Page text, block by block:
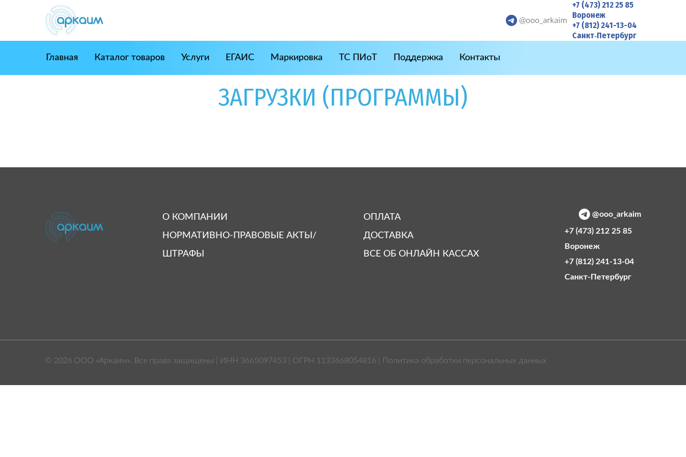
@ooo_arkaim
+7 (473) 212 25 85
Воронеж
+7 (812) 241-13-04
Санкт‑Петербург
Главная Каталог товаров Услуги ЕГАИС Маркировка ТС ПИоТ Поддержка Контакты
ЗАГРУЗКИ (ПРОГРАММЫ)
О КОМПАНИИ
НОРМАТИВНО-ПРАВОВЫЕ АКТЫ/
ШТРАФЫ
ОПЛАТА
ДОСТАВКА
ВСЕ ОБ ОНЛАЙН КАССАХ
@ooo_arkaim
+7 (473) 212 25 85
Воронеж
+7 (812) 241-13-04
Санкт‑Петербург
© 2026 ООО «Аркаим». Все права защищены | ИНН 3665097453 | ОГРН 1133668054816 | Политика обработки персональных данных